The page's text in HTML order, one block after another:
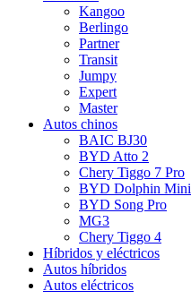
Kangoo
Berlingo
Partner
Transit
Jumpy
Expert
Master
Autos chinos
BAIC BJ30
BYD Atto 2
Chery Tiggo 7 Pro
BYD Dolphin Mini
BYD Song Pro
MG3
Chery Tiggo 4
Híbridos y eléctricos
Autos híbridos
Autos eléctricos